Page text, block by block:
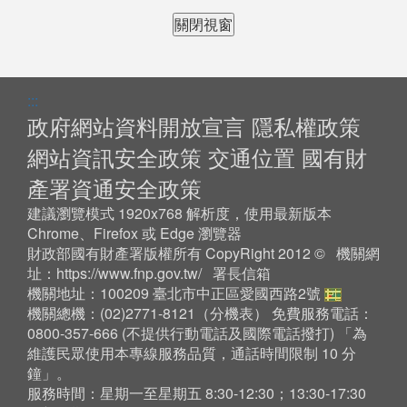
關閉視窗
:::
政府網站資料開放宣言 隱私權政策
網站資訊安全政策 交通位置 國有財
產署資通安全政策
建議瀏覽模式 1920x768 解析度，使用最新版本
Chrome、Firefox 或 Edge 瀏覽器
財政部國有財產署版權所有 CopyRight 2012 © 機關網
址： https://www.fnp.gov.tw/ 署長信箱
機關地址：100209 臺北市中正區愛國西路2號
機關總機：(02)2771-8121（分機表） 免費服務電話：
0800-357-666 (不提供行動電話及國際電話撥打) 「為
維護民眾使用本專線服務品質，通話時間限制 10 分
鐘」。
服務時間：星期一至星期五 8:30-12:30；13:30-17:30